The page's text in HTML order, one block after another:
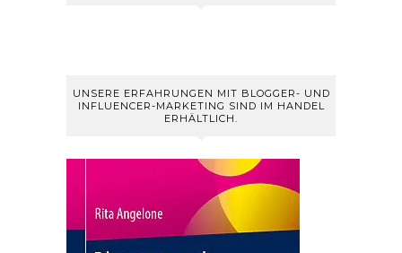
UNSERE ERFAHRUNGEN MIT BLOGGER- UND
INFLUENCER-MARKETING SIND IM HANDEL
ERHÄLTLICH.